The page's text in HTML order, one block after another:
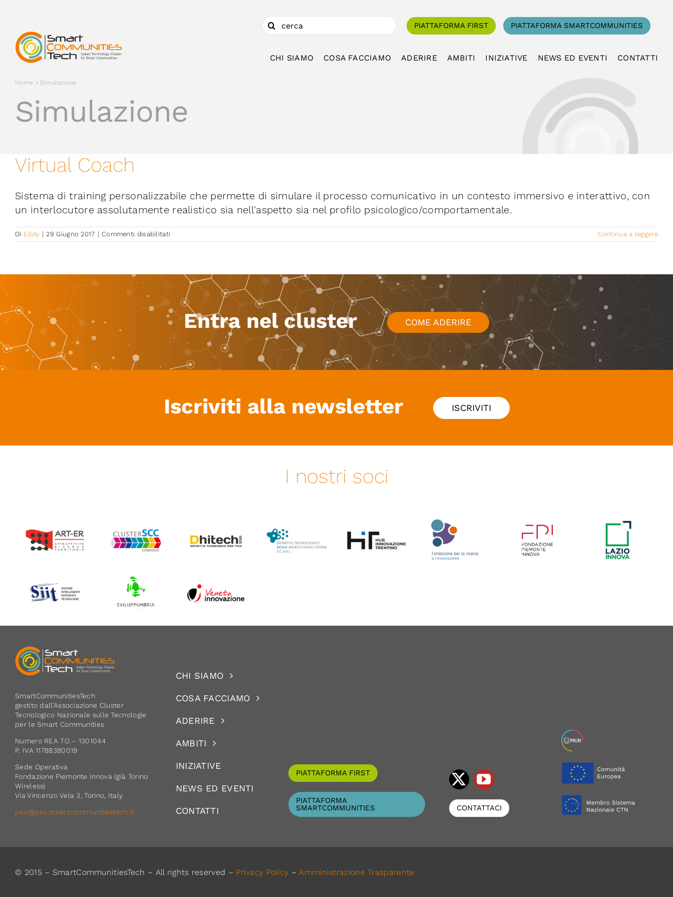
contenuto
Cerca
per:
PIATTAFORMA FIRST PIATTAFORMA SMARTCOMMUNITIES
CHI SIAMO COSA FACCIAMO ADERIRE AMBITI INIZIATIVE NEWS ED EVENTI CONTATTI
Home » Simulazione
Simulazione
Virtual Coach
Sistema di training personalizzabile che permette di simulare il processo comunicativo in un contesto immersivo e interattivo, con
un interlocutore assolutamente realistico sia nell'aspetto sia nel profilo psicologico/comportamentale.
Di Eddy | 29 Giugno 2017 | Commenti disabilitati
Virtual
Continua a leggere
Entra nel cluster COME ADERIRE
Iscriviti alla newsletter ISCRIVITI
I nostri soci
SmartCommunitiesTech
gestito dall’Associazione Cluster
Tecnologico Nazionale sulle Tecnologie
per le Smart Communities
Numero REA TO – 1301044
P. IVA 11788380019
Sede Operativa
Fondazione Piemonte Innova (già Torino
Wireless)
Via Vincenzo Vela 3, Torino, Italy
pec@pec.smartcommunitiestech.it
CHI SIAMO
COSA FACCIAMO
ADERIRE
AMBITI
INIZIATIVE
NEWS ED EVENTI
CONTATTI
PIATTAFORMA FIRST
PIATTAFORMA
SMARTCOMMUNITIES
CONTATTACI
© 2015 – SmartCommunitiesTech – All rights reserved – Privacy Policy –Amministrazione Trasparente